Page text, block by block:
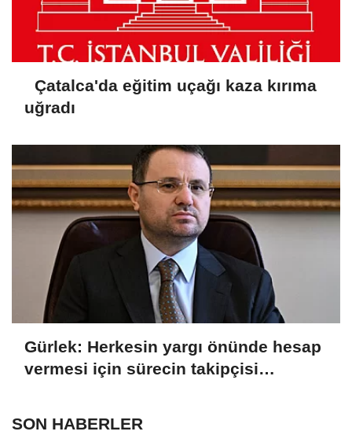
Çatalca'da eğitim uçağı kaza kırıma
uğradı
Gürlek: Herkesin yargı önünde hesap
vermesi için sürecin takipçisi
SON HABERLER